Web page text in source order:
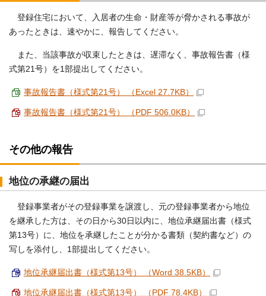
登録住宅において、入居者の生命・財産等が脅かされる事故が
あったときは、速やかに、報告してください。
また、当該事故が収束したときは、遅滞なく、事故報告書（様
式第21号）を1部提出してください。
事故報告書（様式第21号） （Excel 27.7KB）
事故報告書（様式第21号） （PDF 506.0KB）
その他の報告
地位の承継の届出
登録事業者がその登録事業を譲渡し、元の登録事業者から地位
を継承した方は、その日から30日以内に、地位承継届出書（様式
第13号）に、地位を承継したことが分かる書類（契約書など）の
写しを添付し、1部提出してください。
地位承継届出書（様式第13号） （Word 38.5KB）
地位承継届出書（様式第13号） （PDF 78.4KB）